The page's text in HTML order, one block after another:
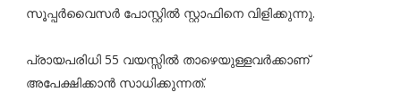
സൂപ്പർവൈസർ പോസ്റ്റിൽ സ്റ്റാഫിനെ വിളിക്കുന്നു.
പ്രായപരിധി 55 വയസ്സിൽ താഴെയുള്ളവർക്കാണ്
അപേക്ഷിക്കാൻ സാധിക്കുന്നത്.